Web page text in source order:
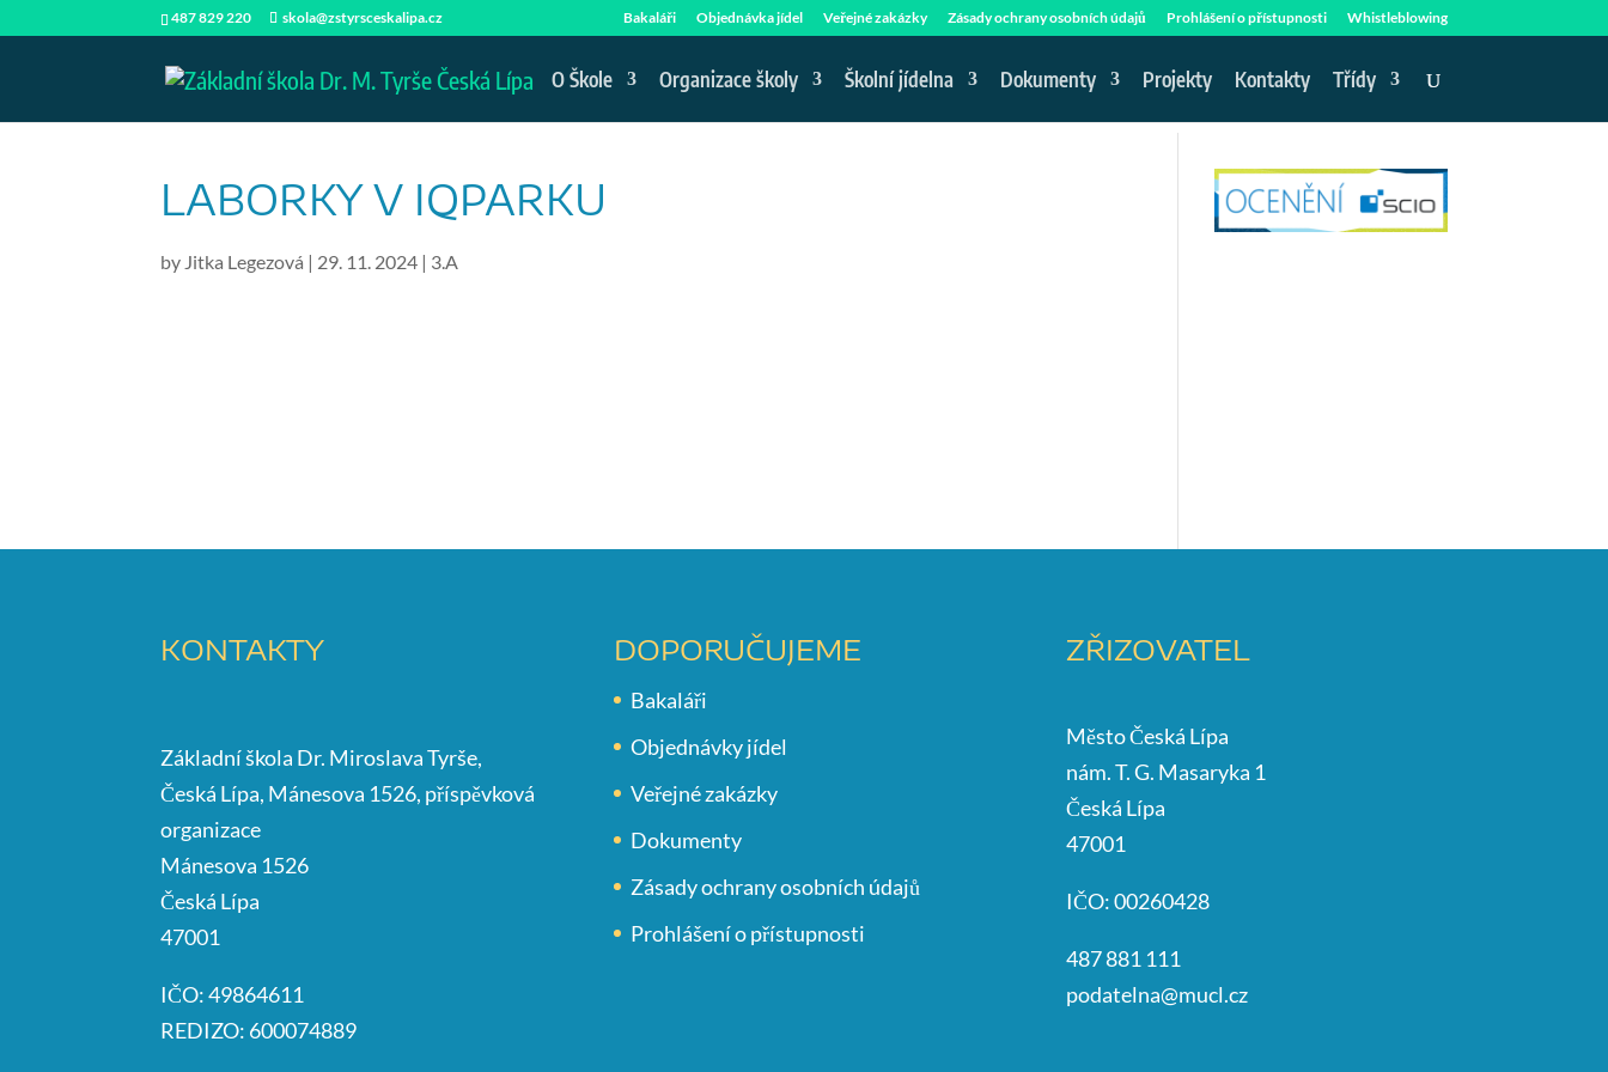
487 829 220 skola@zstyrsceskalipa.cz Bakaláři Objednávka jídel Veřejné zakázky Zásady ochrany osobních údajů Prohlášení o přístupnosti Whistleblowing
O Škole Organizace školy Školní jídelna Dokumenty Projekty Kontakty Třídy
LABORKY V IQPARKU
by Jitka Legezová | 29. 11. 2024 | 3.A
KONTAKTY
Základní škola Dr. Miroslava Tyrše,
Česká Lípa, Mánesova 1526, příspěvková
organizace
Mánesova 1526
Česká Lípa
47001
IČO: 49864611
REDIZO: 600074889
DOPORUČUJEME
Bakaláři
Objednávky jídel
Veřejné zakázky
Dokumenty
Zásady ochrany osobních údajů
Prohlášení o přístupnosti
ZŘIZOVATEL
Město Česká Lípa
nám. T. G. Masaryka 1
Česká Lípa
47001
IČO: 00260428
487 881 111
podatelna@mucl.cz